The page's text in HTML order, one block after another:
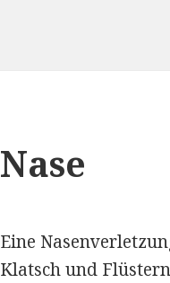
Nase
Eine
Klatsch und